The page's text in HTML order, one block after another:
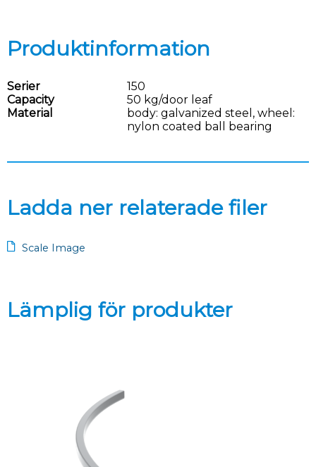
Produktinformation
Serier
150
Capacity
50 kg/door leaf
Material
body: galvanized steel, wheel:
nylon coated ball bearing
Ladda ner relaterade filer
Scale Image
Lämplig för produkter